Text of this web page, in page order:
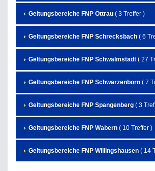
Geltungsbereiche FNP Ottrau ( 3 Treffer )
Geltungsbereiche FNP Schrecksbach ( 6
Geltungsbereiche FNP Schwalmstadt ( 27
Geltungsbereiche FNP Schwarzenborn ( 7
Geltungsbereiche FNP Spangenberg ( 3
Geltungsbereiche FNP Wabern ( 10 Treffer )
Geltungsbereiche FNP Willingshausen ( 14